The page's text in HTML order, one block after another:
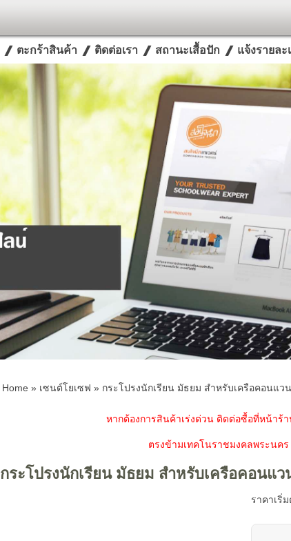
ตะกร้าสินค้า ติดต่อเรา สถานะเสื้อปัก แจ้งรายละ
Home » เซนต์โยเซฟ » กระโปรงนักเรียน มัธยม สำหรับเครือคอนแว
หากต้องการสินค้าเร่งด่วน ติดต่อซื้อที่หน้าร้
ตรงข้ามเทคโนราชมงคลพระนคร
กระโปรงนักเรียน มัธยม สำหรับเครือคอนแว
ราคาเริ่